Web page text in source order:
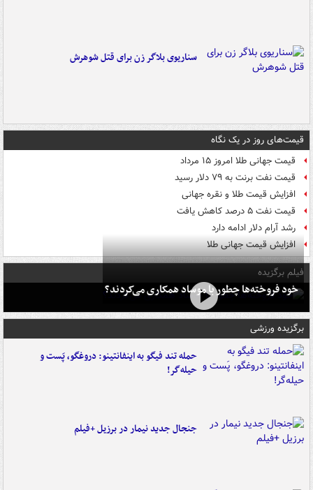
سناریوی بلاگر زن برای قتل شوهرش
قیمت‌های روز در یک نگاه
قیمت جهانی طلا امروز ۱۵ مرداد
قیمت نفت برنت به ۷۹ دلار رسید
افزایش قیمت طلا و نقره جهانی
قیمت نفت ۵ درصد کاهش یافت
رشد آرام دلار ادامه دارد
افزایش قیمت جهانی طلا
فیلم برگزیده
خود فروخته‌ها چطور با موساد همکاری می‌کردند؟
برگزیده ورزشی
حمله تند فیگو به اینفانتینو: دروغگو، پَست‌ و
حیله‌گر!
جنجال جدید نیمار در برزیل +فیلم